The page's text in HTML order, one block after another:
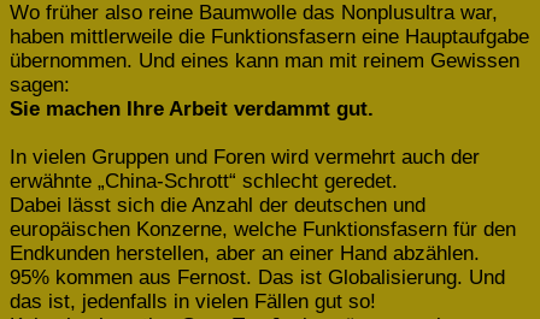
Wo früher also reine Baumwolle das Nonplusultra war,
haben mittlerweile die Funktionsfasern eine Hauptaufgabe
übernommen. Und eines kann man mit reinem Gewissen
sagen:
Sie machen Ihre Arbeit verdammt gut.
In vielen Gruppen und Foren wird vermehrt auch der
erwähnte „China-Schrott“ schlecht geredet.
Dabei lässt sich die Anzahl der deutschen und
europäischen Konzerne, welche Funktionsfasern für den
Endkunden herstellen, aber an einer Hand abzählen.
95% kommen aus Fernost. Das ist Globalisierung. Und
das ist, jedenfalls in vielen Fällen gut so!